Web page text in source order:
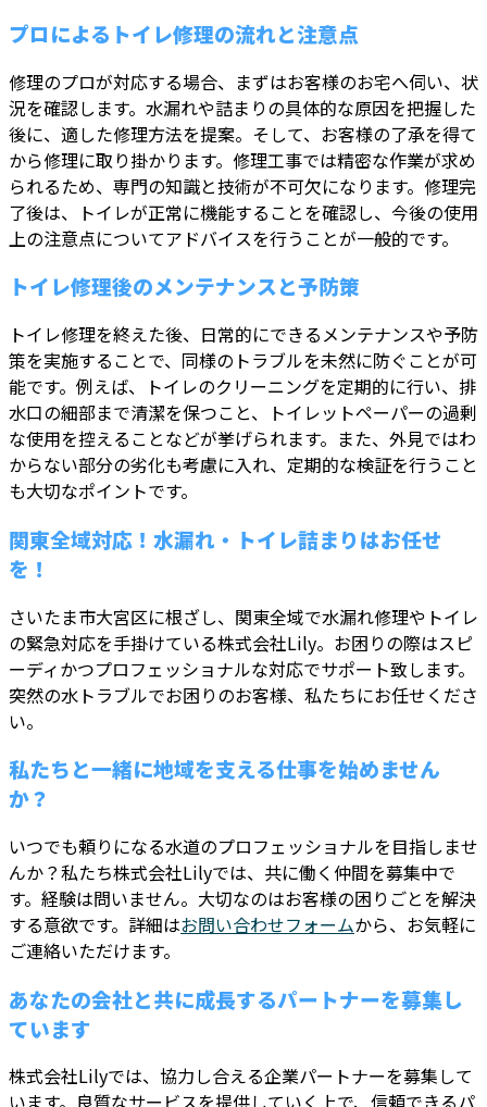
プロによるトイレ修理の流れと注意点
修理のプロが対応する場合、まずはお客様のお宅へ伺い、状
況を確認します。水漏れや詰まりの具体的な原因を把握した
後に、適した修理方法を提案。そして、お客様の了承を得て
から修理に取り掛かります。修理工事では精密な作業が求め
られるため、専門の知識と技術が不可欠になります。修理完
了後は、トイレが正常に機能することを確認し、今後の使用
上の注意点についてアドバイスを行うことが一般的です。
トイレ修理後のメンテナンスと予防策
トイレ修理を終えた後、日常的にできるメンテナンスや予防
策を実施することで、同様のトラブルを未然に防ぐことが可
能です。例えば、トイレのクリーニングを定期的に行い、排
水口の細部まで清潔を保つこと、トイレットペーパーの過剰
な使用を控えることなどが挙げられます。また、外見ではわ
からない部分の劣化も考慮に入れ、定期的な検証を行うこと
も大切なポイントです。
関東全域対応！水漏れ・トイレ詰まりはお任せ
を！
さいたま市大宮区に根ざし、関東全域で水漏れ修理やトイレ
の緊急対応を手掛けている株式会社Lily。お困りの際はスピ
ーディかつプロフェッショナルな対応でサポート致します。
突然の水トラブルでお困りのお客様、私たちにお任せくださ
い。
私たちと一緒に地域を支える仕事を始めません
か？
いつでも頼りになる水道のプロフェッショナルを目指しませ
んか？私たち株式会社Lilyでは、共に働く仲間を募集中で
す。経験は問いません。大切なのはお客様の困りごとを解決
する意欲です。詳細はお問い合わせフォームから、お気軽に
ご連絡いただけます。
あなたの会社と共に成長するパートナーを募集し
ています
株式会社Lilyでは、協力し合える企業パートナーを募集して